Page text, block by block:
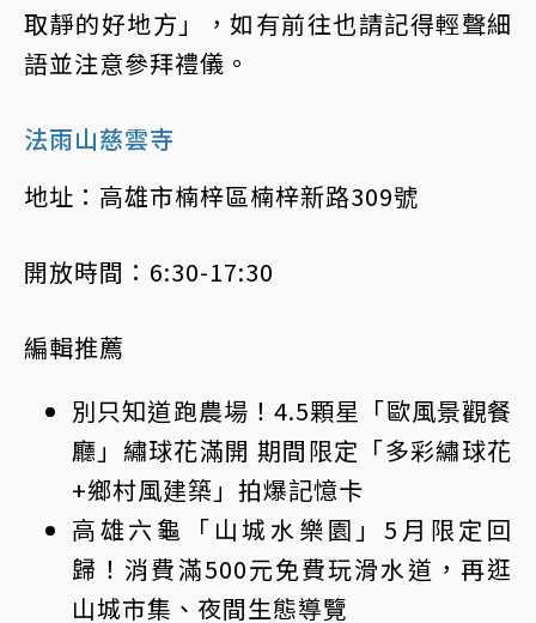
取靜的好地方」，如有前往也請記得輕聲細
語並注意參拜禮儀。
法雨山慈雲寺
地址：高雄市楠梓區楠梓新路309號
開放時間：6:30-17:30
編輯推薦
別只知道跑農場！4.5顆星「歐風景觀餐
廳」繡球花滿開 期間限定「多彩繡球花
+鄉村風建築」拍爆記憶卡
高雄六龜「山城水樂園」5月限定回
歸！消費滿500元免費玩滑水道，再逛
山城市集、夜間生態導覽